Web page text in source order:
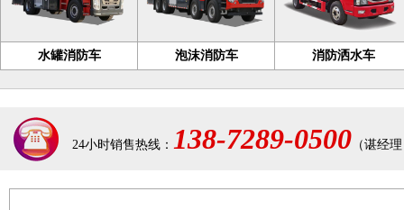
水罐消防车 泡沫消防车 消防洒水车
24小时销售热线： 138-7289-0500 （谌经